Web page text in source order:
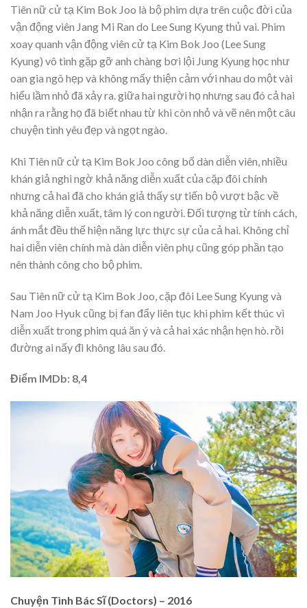
Tiên nữ cử tạ Kim Bok Joo là bộ phim dựa trên cuộc đời của
vận động viên Jang Mi Ran do Lee Sung Kyung thủ vai. Phim
xoay quanh vận động viên cử tạ Kim Bok Joo (Lee Sung
Kyung) vô tình gặp gỡ anh chàng bơi lội Jung Kyung học như
oan gia ngõ hẹp và không mấy thiện cảm với nhau do một vài
hiểu lầm nhỏ đã xảy ra. giữa hai người họ nhưng sau đó cả hai
nhận ra rằng họ đã biết nhau từ khi còn nhỏ và vẽ nên một câu
chuyện tình yêu đẹp và ngọt ngào.
Khi Tiên nữ cử tạ Kim Bok Joo công bố dàn diễn viên, nhiều
khán giả nghi ngờ khả năng diễn xuất của cặp đôi chính
nhưng cả hai đã cho khán giả thấy sự tiến bộ vượt bậc về
khả năng diễn xuất, tâm lý con người. Đối tượng từ tính cách,
ánh mắt đều thể hiện năng lực thực sự của cả hai. Không chỉ
hai diễn viên chính mà dàn diễn viên phụ cũng góp phần tạo
nên thành công cho bộ phim.
Sau Tiên nữ cử tạ Kim Bok Joo, cặp đôi Lee Sung Kyung và
Nam Joo Hyuk cũng bị fan đẩy liên tục khi phim kết thúc vì
diễn xuất trong phim quá ăn ý và cả hai xác nhận hẹn hò. rồi
đường ai nấy đi không lâu sau đó.
Điểm IMDb: 8,4
Chuyện Tình Bác Sĩ (Doctors) – 2016